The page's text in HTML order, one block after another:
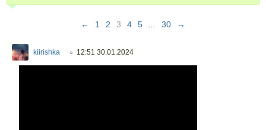
← 1 2 3 4 5 30 →
kiirishka ○ 12:51 30.01.2024